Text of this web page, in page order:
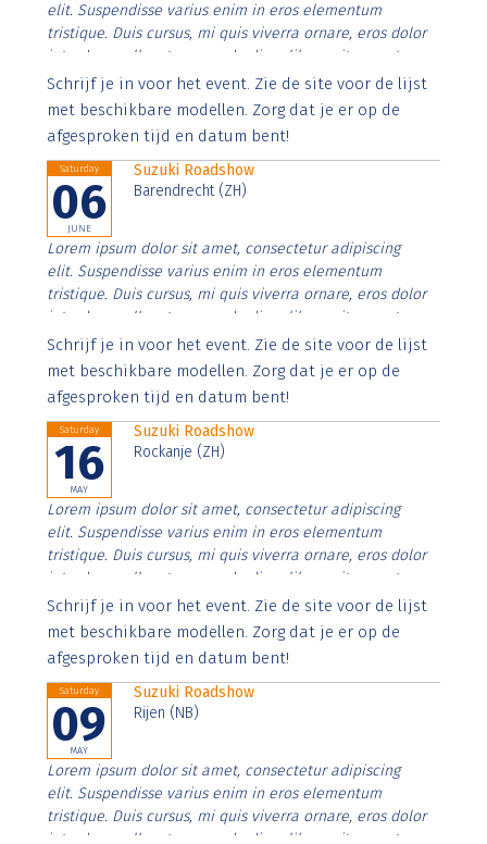
elit. Suspendisse varius enim in eros elementum
tristique. Duis cursus, mi quis viverra ornare, eros dolor
interdum nulla, ut commodo diam libero vitae erat.
Aenean faucibus nibh et justo cursus id rutrum lorem
imperdiet. Nunc ut sem vitae risus tristique posuere.
Schrijf je in voor het event. Zie de site voor de lijst
met beschikbare modellen. Zorg dat je er op de
afgesproken tijd en datum bent!
Saturday
06
JUNE
Suzuki Roadshow
Barendrecht (ZH)
Lorem ipsum dolor sit amet, consectetur adipiscing
elit. Suspendisse varius enim in eros elementum
tristique. Duis cursus, mi quis viverra ornare, eros dolor
interdum nulla, ut commodo diam libero vitae erat.
Aenean faucibus nibh et justo cursus id rutrum lorem
imperdiet. Nunc ut sem vitae risus tristique posuere.
Schrijf je in voor het event. Zie de site voor de lijst
met beschikbare modellen. Zorg dat je er op de
afgesproken tijd en datum bent!
Saturday
16
MAY
Suzuki Roadshow
Rockanje (ZH)
Lorem ipsum dolor sit amet, consectetur adipiscing
elit. Suspendisse varius enim in eros elementum
tristique. Duis cursus, mi quis viverra ornare, eros dolor
interdum nulla, ut commodo diam libero vitae erat.
Aenean faucibus nibh et justo cursus id rutrum lorem
imperdiet. Nunc ut sem vitae risus tristique posuere.
Schrijf je in voor het event. Zie de site voor de lijst
met beschikbare modellen. Zorg dat je er op de
afgesproken tijd en datum bent!
Saturday
09
MAY
Suzuki Roadshow
Rijen (NB)
Lorem ipsum dolor sit amet, consectetur adipiscing
elit. Suspendisse varius enim in eros elementum
tristique. Duis cursus, mi quis viverra ornare, eros dolor
interdum nulla, ut commodo diam libero vitae erat.